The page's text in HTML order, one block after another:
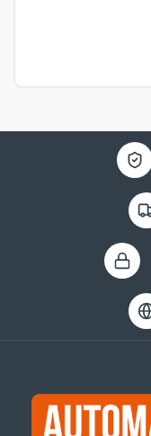
Politique de confidentialité